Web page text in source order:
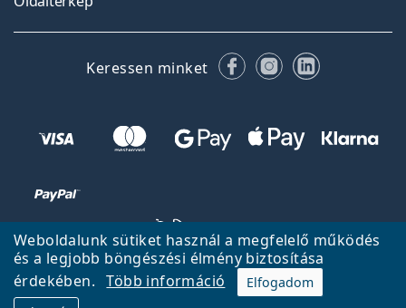
Weboldalunk sütiket használ a megfelelő működés
és a legjobb böngészési élmény biztosítása
érdekében.
Több információ
Elfogadom
Keressen minket FacebookInstagram
LinkedIn
Fel